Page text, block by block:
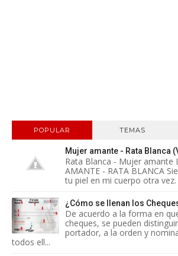
POPULAR TEMAS
Mujer amante - Rata Blanca
Rata Blanca - Mujer amante
AMANTE - RATA BLANCA
tu piel en mi cuerpo otra vez.
¿Cómo se llenan los
De acuerdo a la forma en
cheques, se pueden
portador, a la orden y
todos ell...